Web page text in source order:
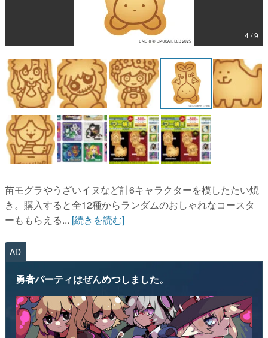
電ファミニコゲーマーとは？
運営：株式会社マレ
4 / 9
苗モグラやうざいイヌなど計6キャラクターを模したたい焼
き。購入すると全12種からランダムのおしゃれなコースタ
ーももらえる... [続きを読む]
AD
勇者パーティはぜんめつしました。